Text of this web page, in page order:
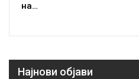
на…
Најнови објави